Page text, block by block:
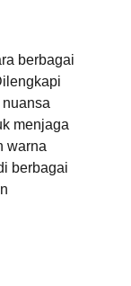
berbagai
menjaga
warna
berbagai